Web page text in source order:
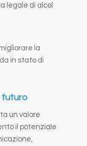
legale di alcol
la
in stato di
futuro
un valore
il potenziale